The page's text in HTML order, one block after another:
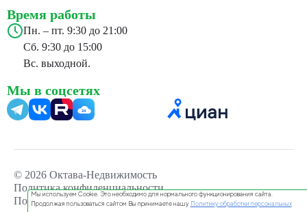
Время работы
Пн. – пт. 9:30 до 21:00
Сб. 9:30 до 15:00
Вс. выходной.
Мы в соцсетях
24
© 2026 Октава-Недвижимость
Политика конфиденциальности
Пользовательское соглашение
Мы используем Cookie. Это необходимо для нормального функционирования сайта.
Продолжая пользоваться сайтом Вы принимаете нашу Политику обработки персональных